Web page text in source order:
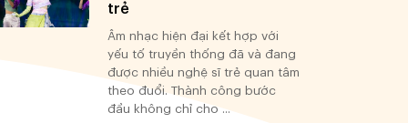
trẻ
Âm nhạc hiện đại kết hợp với
yếu tố truyền thống đã và đang
được nhiều nghệ sĩ trẻ quan tâm
theo đuổi. Thành công bước
đầu không chỉ cho ...